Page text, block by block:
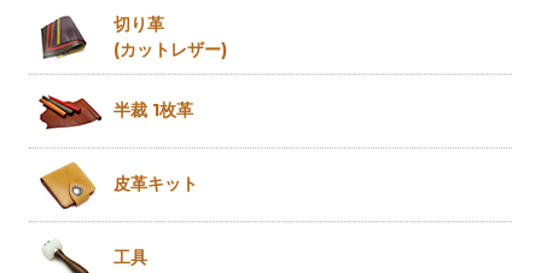
切り革
(カットレザー)
半裁 1枚革
皮革キット
工具